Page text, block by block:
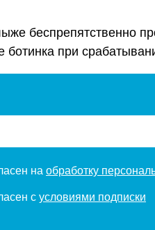
беспрепятственно
ботинка при
на обработку
с условиями подписки